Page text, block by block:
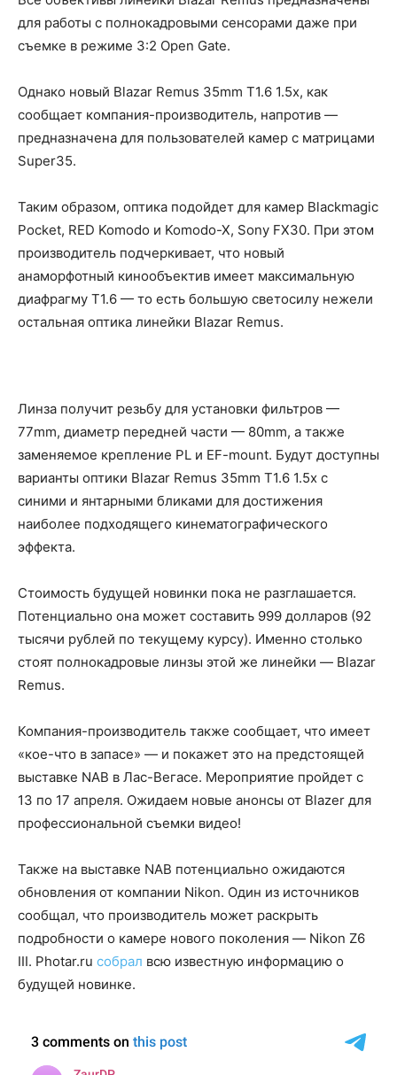
для работы с полнокадровыми сенсорами даже при
съемке в режиме 3:2 Open Gate.
Однако новый Blazar Remus 35mm T1.6 1.5x, как
сообщает компания-производитель, напротив —
предназначена для пользователей камер с матрицами
Super35.
Таким образом, оптика подойдет для камер Blackmagic
Pocket, RED Komodo и Komodo-X, Sony FX30. При этом
производитель подчеркивает, что новый
анаморфотный кинообъектив имеет максимальную
диафрагму T1.6 — то есть большую светосилу нежели
остальная оптика линейки Blazar Remus.
Линза получит резьбу для установки фильтров —
77mm, диаметр передней части — 80mm, а также
заменяемое крепление PL и EF-mount. Будут доступны
варианты оптики Blazar Remus 35mm T1.6 1.5x с
синими и янтарными бликами для достижения
наиболее подходящего кинематографического
эффекта.
Стоимость будущей новинки пока не разглашается.
Потенциально она может составить 999 долларов (92
тысячи рублей по текущему курсу). Именно столько
стоят полнокадровые линзы этой же линейки — Blazar
Remus.
Компания-производитель также сообщает, что имеет
«кое-что в запасе» — и покажет это на предстоящей
выставке NAB в Лас-Вегасе. Мероприятие пройдет с
13 по 17 апреля. Ожидаем новые анонсы от Blazer для
профессиональной съемки видео!
Также на выставке NAB потенциально ожидаются
обновления от компании Nikon. Один из источников
сообщал, что производитель может раскрыть
подробности о камере нового поколения — Nikon Z6
III. Photar.ru собрал всю известную информацию о
будущей новинке.